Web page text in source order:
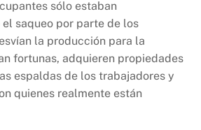
sólo estaban
saqueo por parte de los
la producción para la
fortunas, adquieren propiedades
espaldas de los trabajadores y
quienes realmente están